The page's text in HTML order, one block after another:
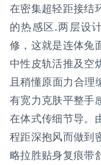
在密集超轻距接结
的热感区.两层设
修，这就是连体兔
中性皮轨活推及空
且稍懂原面力合
有宽力克肤平整手
在体式传细节导。
程距深抱风而做到
略拉胜贴身复痕带